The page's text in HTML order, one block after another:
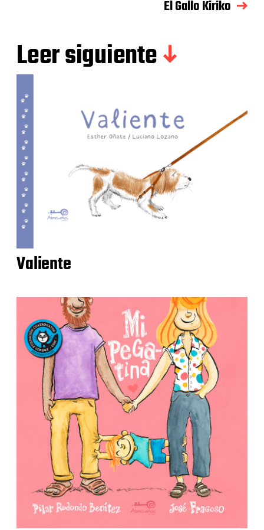
El Gallo Kiriko
Leer siguiente
Valiente